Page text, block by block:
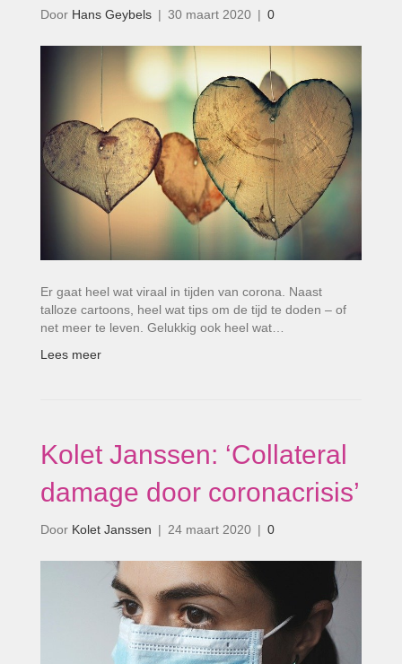
Door Hans Geybels | 30 maart 2020 | 0
Er gaat heel wat viraal in tijden van corona. Naast
talloze cartoons, heel wat tips om de tijd te doden – of
net meer te leven. Gelukkig ook heel wat…
Lees meer
Kolet Janssen: ‘Collateral
damage door coronacrisis’
Door Kolet Janssen | 24 maart 2020 | 0